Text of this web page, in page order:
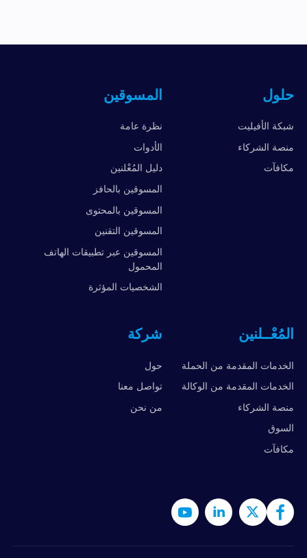
حلول
شبكة الأفيليت
منصة الشركاء
مكافآت
المسوقين
نظرة عامة
الأدوات
دليل المُعْلنين
المسوقين بالحافز
المسوقين بالمحتوى
المسوقين التقنين
المسوقين عبر تطبيقات الهاتف
المحمول
الشخصيات المؤثرة
المُعْــلنين
الخدمات المقدمة من الحملة
الخدمات المقدمة من الوكالة
منصة الشركاء
السوق
مكافآت
شركة
حول
تواصل معنا
من نحن